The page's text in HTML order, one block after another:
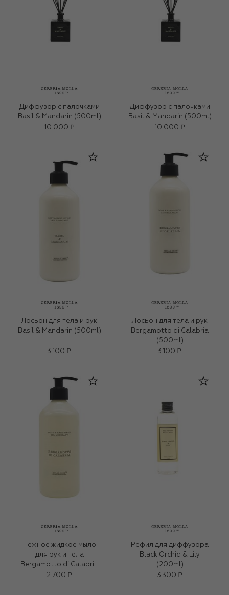
Диффузор с палочками
Basil & Mandarin (500ml)
10 000 ₽
Диффузор с палочками
Basil & Mandarin (500ml)
10 000 ₽
Лосьон для тела и рук
Basil & Mandarin (500ml)
3 100 ₽
Лосьон для тела и рук
Bergamotto di Calabria
(500ml)
3 100 ₽
Нежное жидкое мыло
для рук и тела
Bergamotto di Calabria
(500ml)
2 700 ₽
Рефил для диффузора
Black Orchid & Lily
(200ml)
3 300 ₽